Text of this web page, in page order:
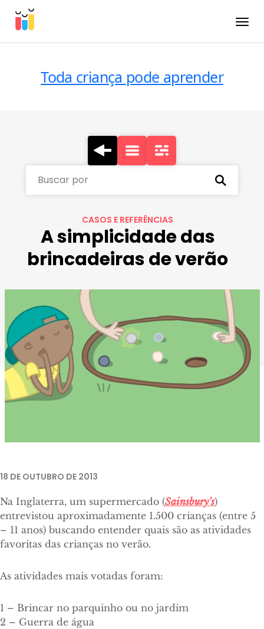
Toda criança pode aprender
Buscar por
CASOS E REFERÊNCIAS
A simplicidade das
brincadeiras de verão
18 DE OUTUBRO DE 2013
Na Inglaterra, um supermercado (Sainsbury’s)
entrevistou aproximadamente 1.500 crianças (entre 5
– 11 anos) buscando entender quais são as atividades
favoritas das crianças no verão.
As atividades mais votadas foram:
1 – Brincar no parquinho ou no jardim
2 – Guerra de água